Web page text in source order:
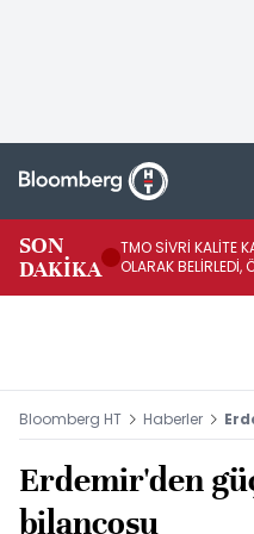
SON
DAKİKA
TMO SİVRİ KALİTE
OLARAK
Bloomberg HT Haberler
Erdemir'den
bilançosu